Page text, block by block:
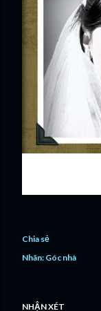
Chia sẻ
Nhãn: Góc nhà
NHẬN XÉT